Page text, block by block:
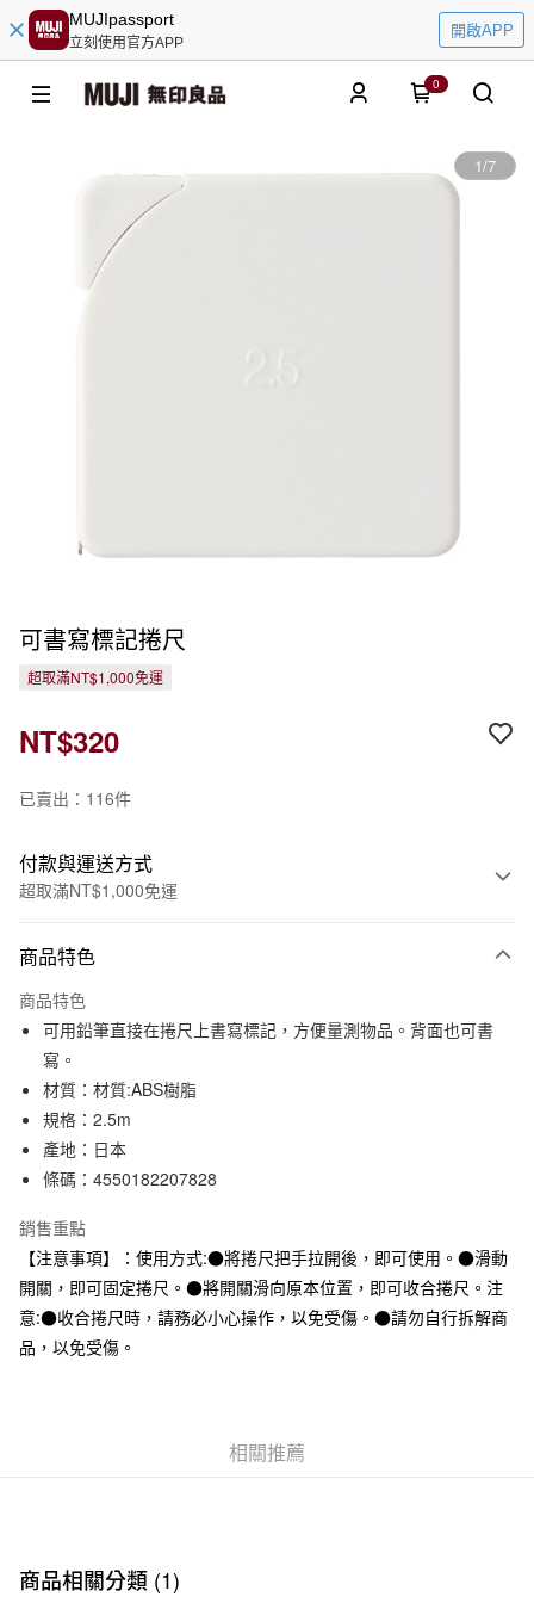
MUJIpassport
立刻使用官方APP
開啟APP
0
1/7
可書寫標記捲尺
超取滿NT$1,000免運
NT$320
已賣出：116件
付款與運送方式
超取滿NT$1,000免運
信用卡一次付款
信用卡分期付款
3 期 0 利率 每期
合作金庫商業銀行
華南商業銀行
上海商業儲蓄銀行
臺灣中小企業銀行
匯豐（台灣）商業銀行
聯邦商業銀行
元大商業銀行
永豐商業銀行
玉山商業銀行
星展（台灣）商業銀行
台新國際商業銀行
中國信託商業銀行
台灣樂天信用卡公司
超商取貨付款
LINE Pay
Apple Pay
街口支付
悠遊付
運送方式
商品特色
商品特色
可用鉛筆直接在捲尺上書寫標記，方便量測物品。背面也可書
寫。
材質：材質:ABS樹脂
規格：2.5m
產地：日本
條碼：4550182207828
銷售重點
【注意事項】：使用方式:●將捲尺把手拉開後，即可使用。●滑動
開關，即可固定捲尺。●將開關滑向原本位置，即可收合捲尺。注
意:●收合捲尺時，請務必小心操作，以免受傷。●請勿自行拆解商
品，以免受傷。
相關推薦
商品相關分類 (1)